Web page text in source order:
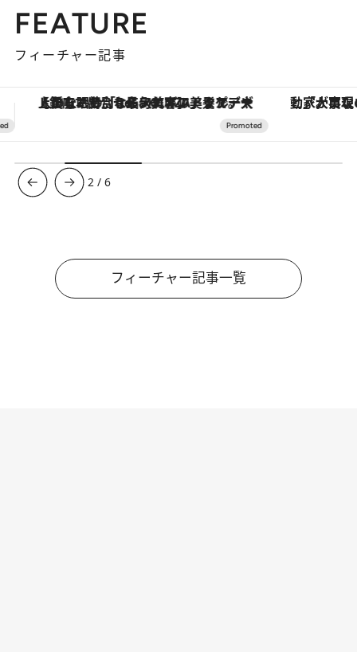
FEATURE
フィーチャー記事
「大事なのは地域の意識を変えること」。ロレックス賞受賞の自然保護活動家が実現させたナイジェリアの自然環境の復活
3 /6
フィーチャー記事一覧